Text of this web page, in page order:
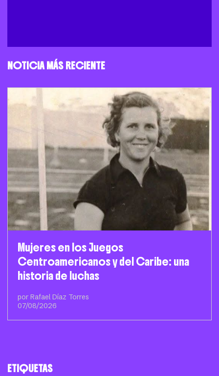
NOTICIA MÁS RECIENTE
Mujeres en los Juegos
Centroamericanos y del Caribe: una
historia de luchas
por Rafael Díaz Torres
07/08/2026
ETIQUETAS